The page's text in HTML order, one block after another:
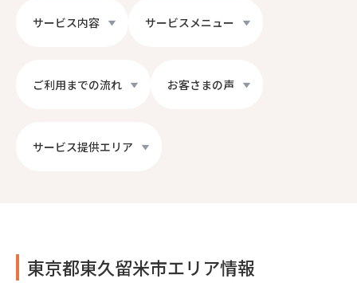
サービス内容 サービスメニュー
ご利用までの流れ お客さまの声
サービス提供エリア
東京都東久留米市エリア情報